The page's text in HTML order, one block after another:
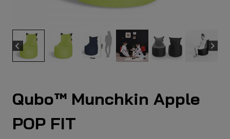
Qubo™ Munchkin Apple
POP FIT